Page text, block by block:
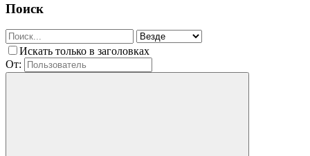
Поиск
Искать только в заголовках
От: